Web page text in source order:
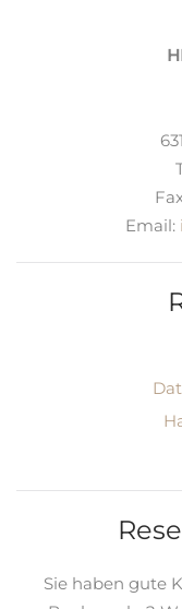
Email:
Sie haben gute